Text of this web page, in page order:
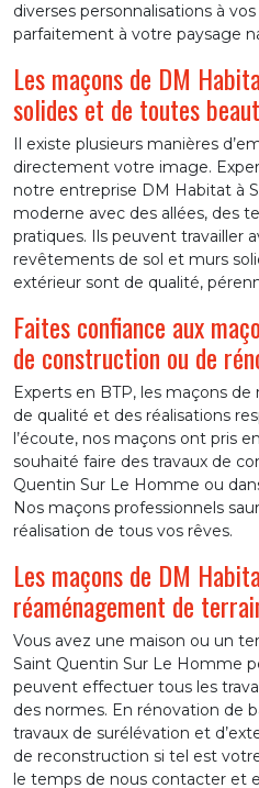
diverses personnalisations à
parfaitement à votre paysage
Les maçons de DM
solides et de toutes
Il existe plusieurs manières
directement votre image.
notre entreprise DM Habitat à
moderne avec des allées, des
pratiques. Ils peuvent travailler
revêtements de sol et murs
extérieur sont de qualité,
Faites confiance aux
de construction ou de
Experts en BTP, les maçons
de qualité et des réalisations
l’écoute, nos maçons ont pris
souhaité faire des travaux de
Quentin Sur Le Homme ou
Nos maçons professionnels
réalisation de tous vos rêves.
Les maçons de DM
réaménagement de
Vous avez une maison ou un
Saint Quentin Sur Le Homme
peuvent effectuer tous les
des normes. En rénovation de
travaux de surélévation et
de reconstruction si tel est
le temps de nous contacter et